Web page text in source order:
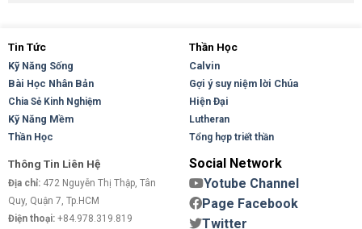
Tin Tức
Kỹ Năng Sống
Bài Học Nhân Bản
Chia Sẻ Kinh Nghiệm
Kỹ Năng Mềm
Thần Học
Thần Học
Calvin
Gợi ý suy niệm lời Chúa
Hiện Đại
Lutheran
Tổng hợp triết thần
Thông Tin Liên Hệ
Địa chỉ: 472 Nguyễn Thị Thập, Tân
Quy, Quận 7, Tp.HCM
Điện thoại: +84.978.319.819
Social Network
Yotube Channel
Page Facebook
Twitter